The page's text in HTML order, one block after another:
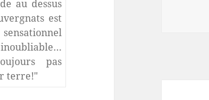
au dessus
est
pas
terre!"